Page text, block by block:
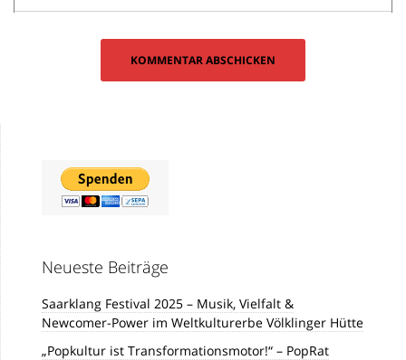
Neueste Beiträge
Saarklang Festival 2025 – Musik, Vielfalt &
Newcomer-Power im Weltkulturerbe Völklinger Hütte
„Popkultur ist Transformationsmotor!“ – PopRat